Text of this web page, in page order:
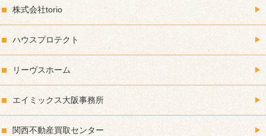
株式会社torio
ハウスプロテクト
リーヴスホーム
エイミックス大阪事務所
関西不動産買取センター